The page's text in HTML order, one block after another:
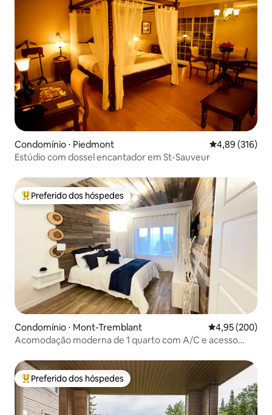
Condomínio ⋅ Piedmont 4,89 de uma
4,89 (316)
Estúdio com dossel encantador em St-Sauveur
Entre os melhores preferidos dos hóspedes
Preferido dos hóspedes
Condomínio ⋅ Mont-Tremblant 4,95 de uma
4,95 (200)
Acomodação moderna de 1 quarto com A/C e acesso
Entre os melhores preferidos dos hóspedes
Preferido dos hóspedes